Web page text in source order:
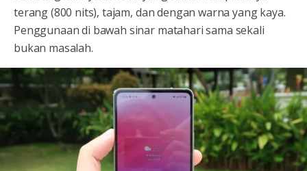
terang (800 nits), tajam, dan dengan warna yang kaya.
Penggunaan di bawah sinar matahari sama sekali
bukan masalah.